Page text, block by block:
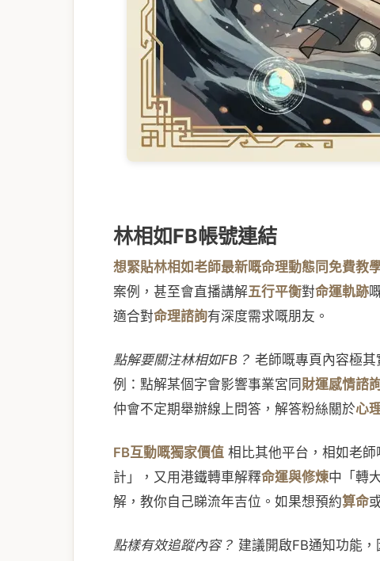
林相如FB帳號連結
想緊貼林相如老師最新嘅命理動態同免費教
案例，甚至會直播講解五行平衡對命運軌跡
適合對命理諮詢有深度需求嘅朋友。
點解要關注林相如FB？ 老師嘅專頁內容極
例：點解某個字會影響事業宮同 財運感情諮
仲會不定期舉辦線上問答，解答粉絲關於心
FB互動嘅獨家價值 相比其他平台，相如老
計」，又用港鐵轉車解釋命運與修煉中「轉
解，教你自己睇流年吉位。如果想預約算命
點樣有效追蹤內容？ 建議開啟FB通知功能